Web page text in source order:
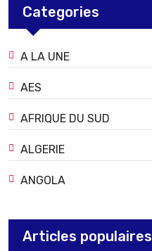
Categories
A LA UNE
AES
AFRIQUE DU SUD
ALGERIE
ANGOLA
Articles populaires